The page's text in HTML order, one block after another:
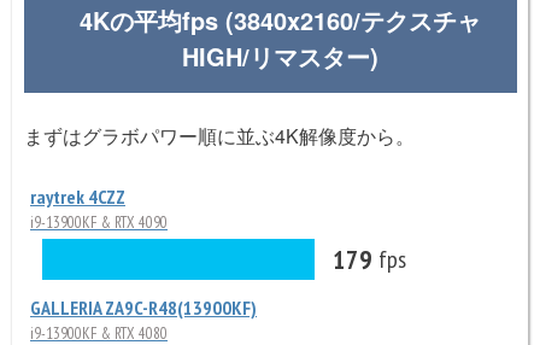
4Kの平均fps (3840x2160/テクスチャ
HIGH/リマスター)
まずはグラボパワー順に並ぶ4K解像度から。
raytrek 4CZZ
i9-13900KF & RTX 4090
179 fps
GALLERIA ZA9C-R48(13900KF)
i9-13900KF & RTX 4080